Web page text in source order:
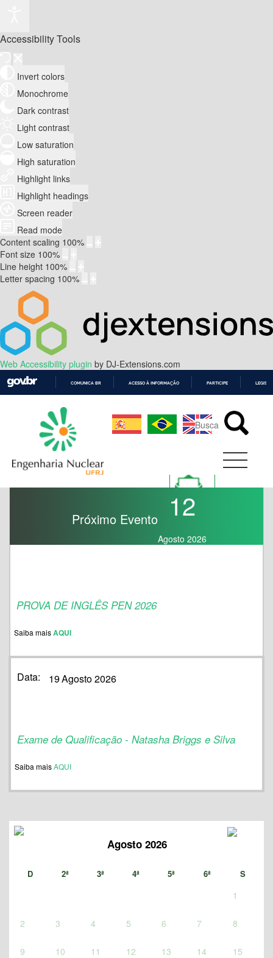
Accessibility Tools
Invert colors
Monochrome
Dark contrast
Light contrast
Low saturation
High saturation
Highlight links
Highlight headings
Screen reader
Read mode
Content scaling 100%
Font size 100%
Line height 100%
Letter spacing 100%
Web Accessibility plugin by DJ-Extensions.com
CONTEÚDO
COMUNICA BR ACESSO À INFORMAÇÃO PARTICIPE
Próximo Evento 12
Agosto 2026
PROVA DE INGLÊS PEN 2026
Saiba maisAQUI
Data: 19Agosto 2026
Exame de Qualificação - Natasha Briggs e Silva
Saiba maisAQUI
Agosto 2026
D 2ª 3ª 4ª 5ª 6ª S
1
2 3 4 5 6 7 8
9 10 11 12 13 14 15